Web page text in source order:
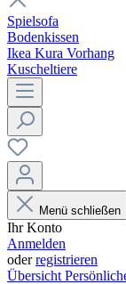
Spielsofa
Bodenkissen
Ikea Kura Vorhang
Kuscheltiere
Menü schließen
Ihr Konto
Anmelden
oderregistrieren
Übersicht